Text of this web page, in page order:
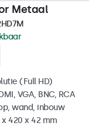
Metaal
(Full HD)
VGA, BNC, RCA
wand, inbouw
420 x 42 mm